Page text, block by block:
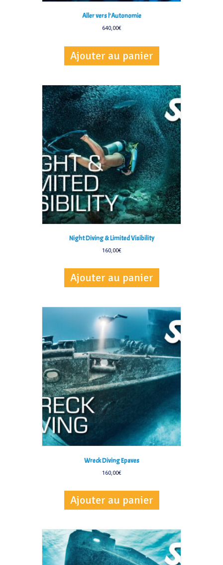
Aller vers l’Autonomie
640,00€
Ajouter au panier
Night Diving & Limited Visibility
160,00€
Ajouter au panier
Wreck Diving Epaves
160,00€
Ajouter au panier